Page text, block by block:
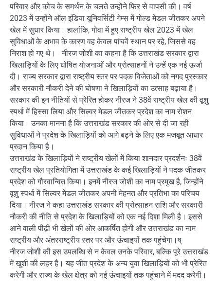
परिवार और कोच के समर्थन के चलते उन्होंने फिर से वापसी की। वर्ष
2023 में उन्होंने ऑल इंडिया यूनिवर्सिटी गेम्स में गोल्ड मेडल जीतकर अपने
खेल में सुधार किया। हालांकि, गोवा में हुए राष्ट्रीय खेल 2023 में खेल
सुविधाओं के अभाव के कारण वह केवल पांचवें स्थान पर रहे, जिससे वह
निराश हो गए थे। नीरज जोशी का कहना है कि उत्तराखंड सरकार द्वारा
खिलाड़ियों के लिए घोषित योजनाओं और प्रोत्साहनों ने उन्हें एक नई ऊर्जा
दी। राज्य सरकार द्वारा राष्ट्रीय स्तर पर पदक विजेताओं को नगद पुरस्कार
और सरकारी नौकरी देने की घोषणा ने खिलाड़ियों का उत्साह बढ़ाया है।
सरकार की इन नीतियों से प्रेरित होकर नीरज ने 38वें राष्ट्रीय खेल की वूशु
स्पर्धा में हिस्सा लिया और सिल्वर मेडल जीतकर प्रदेश का नाम रोशन
किया। उनका मानना है कि उत्तराखंड सरकार की ओर से दी जा रही
सुविधाओं ने प्रदेश के खिलाड़ियों को आगे बढ़ने के लिए एक मजबूत आधार
प्रदान किया है।
उत्तराखंड के खिलाड़ियों ने राष्ट्रीय खेलों में किया शानदार प्रदर्शनः 38वें
राष्ट्रीय खेल प्रतियोगिता में उत्तराखंड के कई खिलाड़ियों ने पदक जीतकर
प्रदेश को गौरवान्वित किया। इनमें नीरज जोशी का नाम प्रमुख है, जिन्होंने
वूशु स्पर्धा में सिल्वर मेडल जीतकर अपनी मेहनत और प्रतिभा का परिचय
दिया। नीरज ने कहा उत्तराखंड सरकार की प्रोत्साहन राशि और सरकारी
नौकरी की नीति से प्रदेश के खिलाड़ियों को एक नई दिशा मिली है। इससे
आने वाली पीढ़ी भी खेलों की ओर आकर्षित होगी और उत्तराखंड का नाम
राष्ट्रीय और अंतरराष्ट्रीय स्तर पर और ऊंचाइयों तक पहुंचेगा।ष्
नीरज जोशी की इस उपलब्धि से न केवल उनके परिवार, बल्कि पूरे उत्तराखंड
में खुशी की लहर है। यह जीत प्रदेश के अन्य युवा खिलाड़ियों को भी प्रेरित
करेगी और राज्य के खेल क्षेत्र को नई ऊंचाइयों तक पहुंचाने में मदद करेगी।